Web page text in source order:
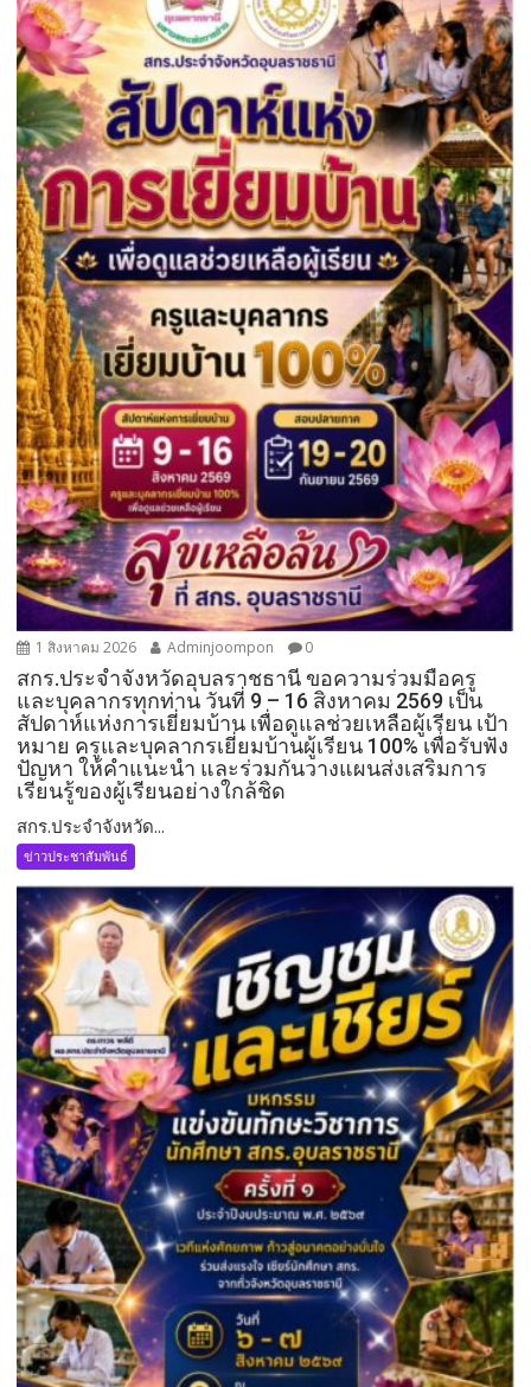
1 สิงหาคม 2026 Adminjoompon 0
สกร.ประจำจังหวัดอุบลราชธานี ขอความร่วมมือครู
และบุคลากรทุกท่าน วันที่ 9 – 16 สิงหาคม 2569 เป็น
สัปดาห์แห่งการเยี่ยมบ้าน เพื่อดูแลช่วยเหลือผู้เรียน เป้า
หมาย ครูและบุคลากรเยี่ยมบ้านผู้เรียน 100% เพื่อรับฟัง
ปัญหา ให้คำแนะนำ และร่วมกันวางแผนส่งเสริมการ
เรียนรู้ของผู้เรียนอย่างใกล้ชิด
สกร.ประจำจังหวัด...
ข่าวประชาสัมพันธ์